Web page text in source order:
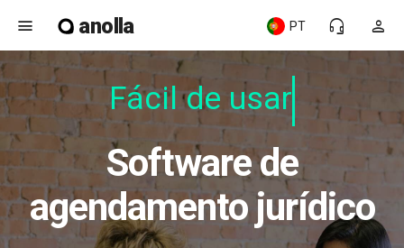
menu anolla person
headset_mic
PT
Fácil de usar
Software de
agendamento jurídico